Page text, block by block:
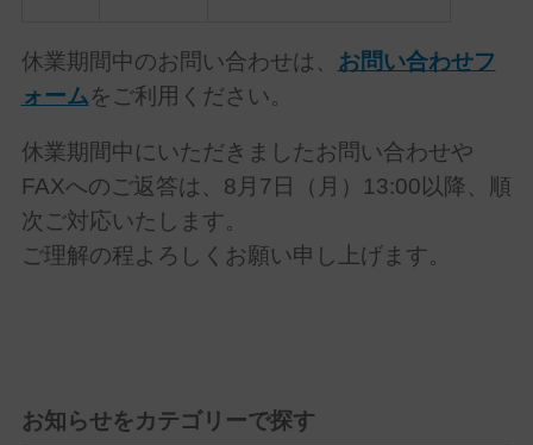
休業期間中のお問い合わせは、 お問い合わせフ
ォームをご利用ください。
休業期間中にいただきましたお問い合わせや
FAXへのご返答は、8月7日（月）13:00以降、順
次ご対応いたします。
ご理解の程よろしくお願い申し上げます。
お知らせをカテゴリーで探す